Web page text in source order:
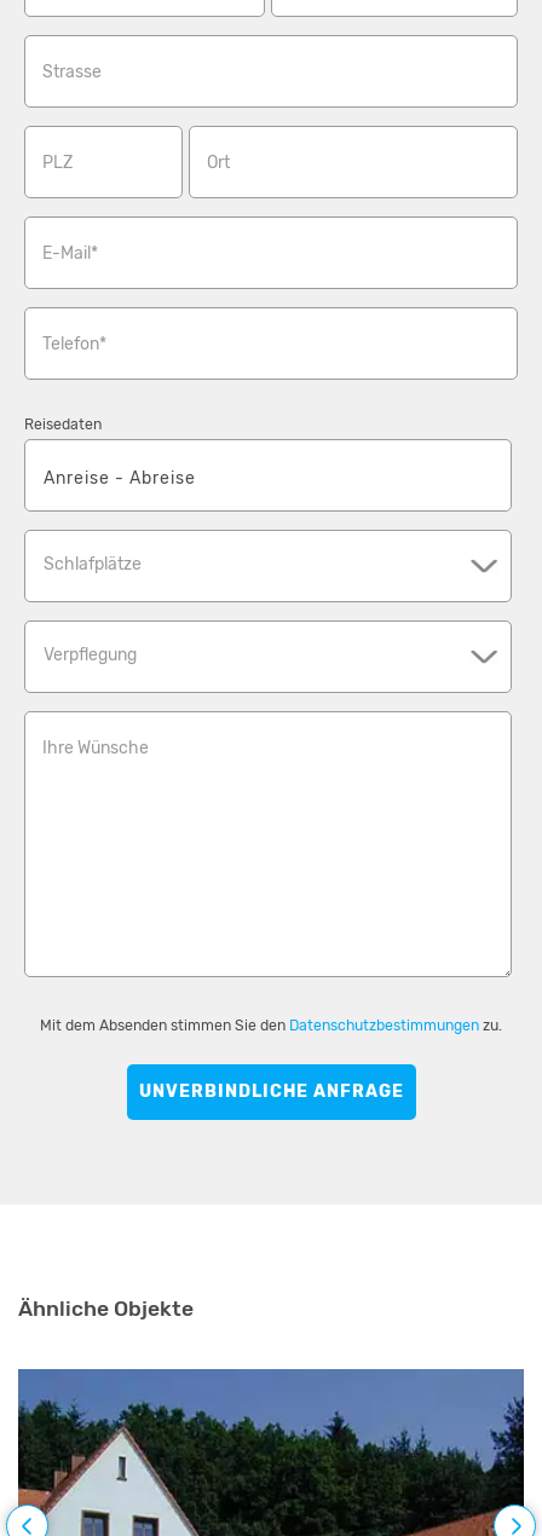
Strasse
PLZ Ort
E-Mail*
Telefon*
Reisedaten
Schlafplätze
Verpflegung
Ihre Wünsche
Mit dem Absenden stimmen Sie den Datenschutzbestimmungen zu.
UNVERBINDLICHE ANFRAGE
Ähnliche Objekte